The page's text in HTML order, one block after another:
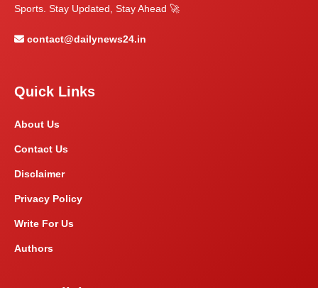
Sports. Stay Updated, Stay Ahead 🚀
contact@dailynews24.in
Quick Links
About Us
Contact Us
Disclaimer
Privacy Policy
Write For Us
Authors